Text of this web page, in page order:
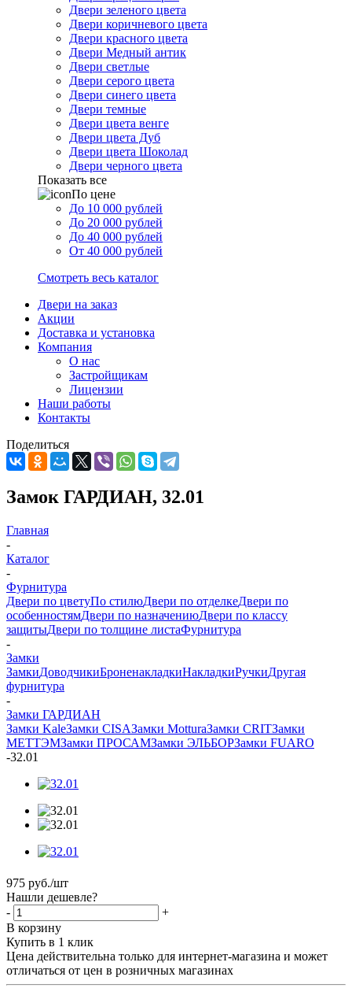
Двери зеленого цвета
Двери коричневого цвета
Двери красного цвета
Двери Медный антик
Двери светлые
Двери серого цвета
Двери синего цвета
Двери темные
Двери цвета венге
Двери цвета Дуб
Двери цвета Шоколад
Двери черного цвета
Показать все
По цене
До 10 000 рублей
До 20 000 рублей
До 40 000 рублей
От 40 000 рублей
Смотреть весь каталог
Двери на заказ
Акции
Доставка и установка
Компания
О нас
Застройщикам
Лицензии
Наши работы
Контакты
Поделиться
Замок ГАРДИАН, 32.01
Главная
-
Каталог
-
Фурнитура
Двери по цветуПо стилюДвери по отделкеДвери по
особенностямДвери по назначениюДвери по классу
защитыДвери по толщине листаФурнитура
-
Замки
ЗамкиДоводчикиБроненакладкиНакладкиРучкиДругая
фурнитура
-
Замки ГАРДИАН
Замки KaleЗамки CISAЗамки MotturaЗамки CRITЗамки
МЕТТЭМЗамки ПРОСАМЗамки ЭЛЬБОРЗамки FUARO
-32.01
975 руб./шт
Нашли дешевле?
-
+
В корзину
Купить в 1 клик
Цена действительна только для интернет-магазина и может
отличаться от цен в розничных магазинах